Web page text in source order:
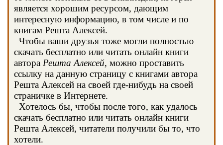
является хорошим ресурсом, дающим
интересную информацию, в том числе и по
книгам Решта Алексей.
Чтобы ваши друзья тоже могли полностью
скачать бесплатно или читать онлайн книги
автора Решта Алексей, можно проставить
ссылку на данную страницу с книгами автора
Решта Алексей на своей где-нибудь на своей
страничке в Интернете.
Хотелось бы, чтобы после того, как удалось
скачать бесплатно или читать онлайн книги
Решта Алексей, читатели получили бы то, что
хотели.